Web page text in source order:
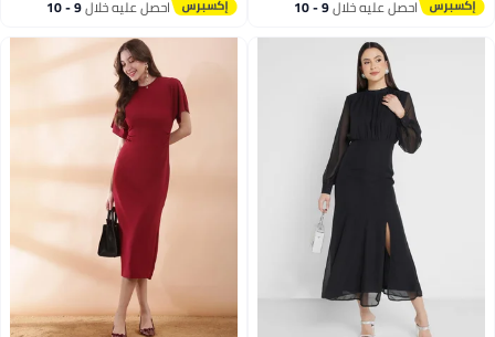
للعطلات في الشارع، فستان حفلات
أسود
احصل عليه خلال 9 - 10 احصل عليه خلال 9 - 10